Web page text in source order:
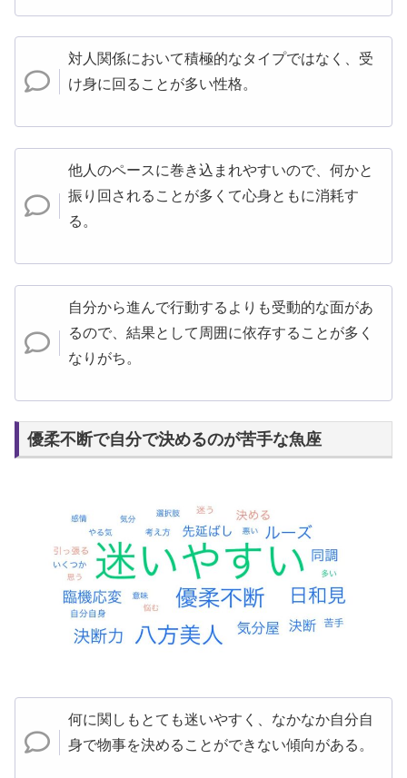
対人関係において積極的なタイプではなく、受
け身に回ることが多い性格。
他人のペースに巻き込まれやすいので、何かと
振り回されることが多くて心身ともに消耗す
る。
自分から進んで行動するよりも受動的な面があ
るので、結果として周囲に依存することが多く
なりがち。
優柔不断で自分で決めるのが苦手な魚座
何に関しもとても迷いやすく、なかなか自分自
身で物事を決めることができない傾向がある。